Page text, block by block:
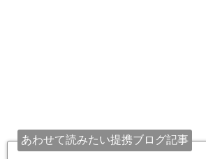
あわせて読みたい提携ブログ記事